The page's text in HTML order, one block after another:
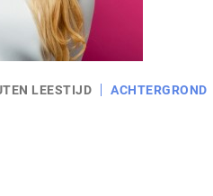
LEESTIJD ACHTERGROND